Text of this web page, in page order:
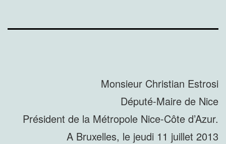
Monsieur Christian Estrosi
Député-Maire de Nice
Président de la Métropole Nice-Côte d’Azur.
A Bruxelles, le jeudi 11 juillet 2013